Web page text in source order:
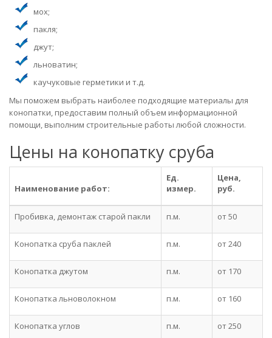
мох;
пакля;
джут;
льноватин;
каучуковые герметики и т.д.
Мы поможем выбрать наиболее подходящие материалы для
конопатки, предоставим полный объем информационной
помощи, выполним строительные работы любой сложности.
Цены на конопатку сруба
Наименование работ:
Ед.
измер.
Цена,
руб.
Пробивка, демонтаж старой пакли п.м. от 50
Конопатка сруба паклей п.м. от 240
Конопатка джутом п.м. от 170
Конопатка льноволокном п.м. от 160
Конопатка углов п.м. от 250